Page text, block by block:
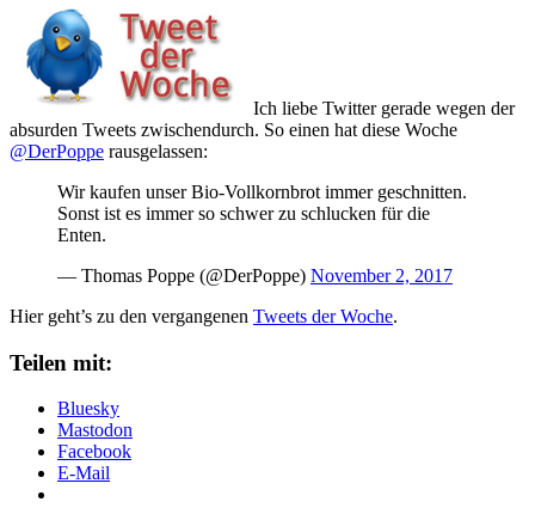
Ich liebe Twitter gerade wegen der
absurden Tweets zwischendurch. So einen hat diese Woche
@DerPoppe rausgelassen:
Wir kaufen unser Bio-Vollkornbrot immer geschnitten.
Sonst ist es immer so schwer zu schlucken für die
Enten.
— Thomas Poppe (@DerPoppe) November 2, 2017
Hier geht’s zu den vergangenen Tweets der Woche.
Teilen mit:
Bluesky
Mastodon
Facebook
E-Mail